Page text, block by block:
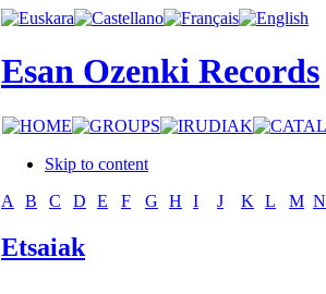
Esan Ozenki Records
Skip to content
A
B C D E F G H I J K L M N
Etsaiak